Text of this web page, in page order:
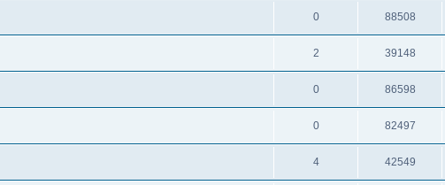
0 88508
2 39148
0 86598
0 82497
4 42549